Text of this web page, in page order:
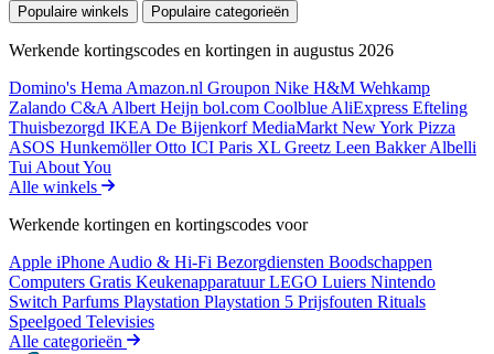
Populaire winkels Populaire categorieën
Werkende kortingscodes en kortingen in augustus 2026
Domino's Hema Amazon.nl Groupon Nike H&M Wehkamp
Zalando C&A Albert Heijn bol.com Coolblue AliExpress Efteling
Thuisbezorgd IKEA De BijenkorfMediaMarkt New York Pizza
ASOS HunkemöllerOtto ICI Paris XL Greetz Leen BakkerAlbelli
Tui About You
Alle winkels
Werkende kortingen en kortingscodes voor
Apple iPhone Audio & Hi-Fi Bezorgdiensten Boodschappen
Computers Gratis KeukenapparatuurLEGO Luiers Nintendo
Switch Parfums Playstation Playstation 5 Prijsfouten Rituals
Speelgoed Televisies
Alle categorieën